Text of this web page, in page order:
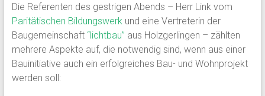
Die Referenten des gestrigen Abends – Herr Link vom
Paritätischen Bildungswerk und eine Vertreterin der
Baugemeinschaft “lichtbau” aus Holzgerlingen – zählten
mehrere Aspekte auf, die notwendig sind, wenn aus einer
Bauinitiative auch ein erfolgreiches Bau- und Wohnprojekt
werden soll: